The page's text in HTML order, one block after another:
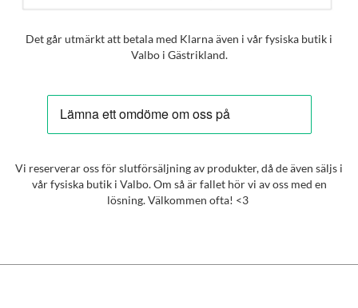
Det går utmärkt att betala med Klarna även i vår fysiska butik i
Valbo i Gästrikland.
Vi reserverar oss för slutförsäljning av produkter, då de även säljs i
vår fysiska butik i Valbo. Om så är fallet hör vi av oss med en
lösning. Välkommen ofta! <3